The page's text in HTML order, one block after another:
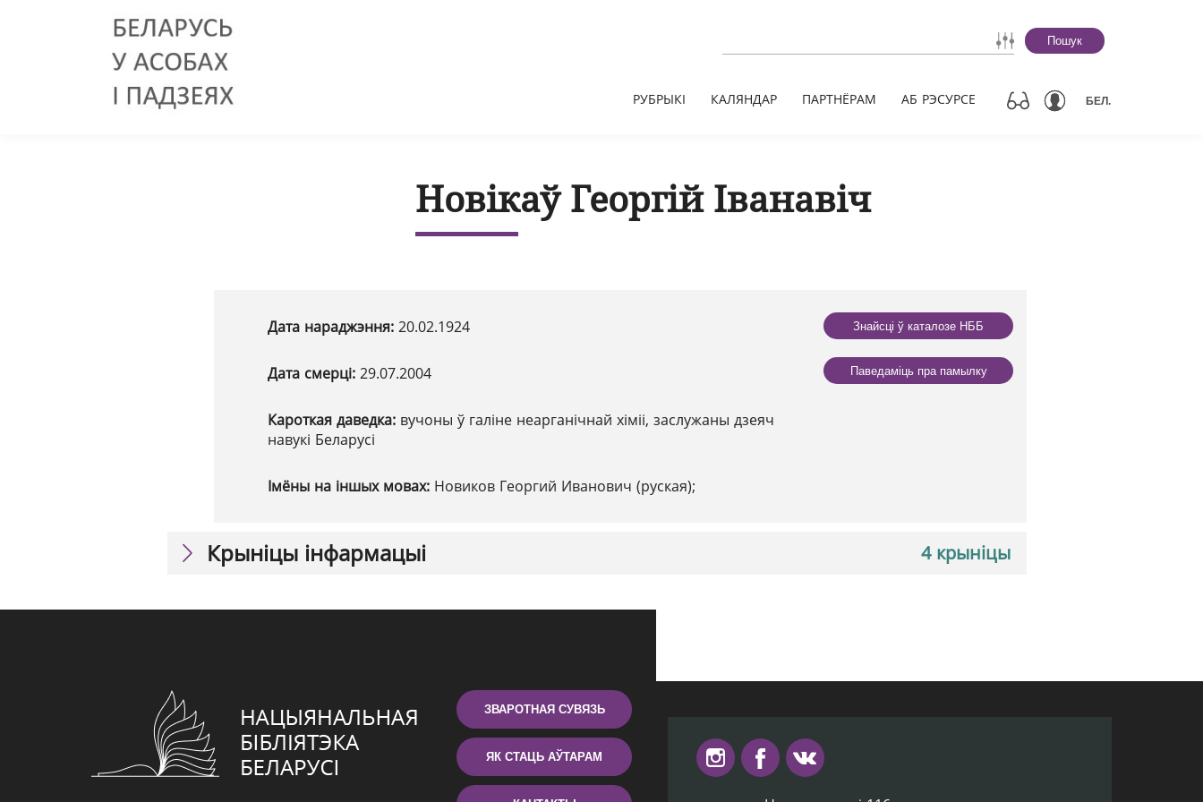
Пошук
РУБРЫКІ КАЛЯНДАР ПАРТНЁРАМ АБ РЭСУРСЕ БЕЛ.
Новікаў Георгій Іванавіч
Дата нараджэння: 20.02.1924
Дата смерці: 29.07.2004
Кароткая даведка: вучоны ў галіне неарганічнай хіміі, заслужаны дзеяч
навукі Беларусі
Імёны на іншых мовах: Новиков Георгий Иванович (руская);
Знайсці ў каталозе НББ
Паведаміць пра памылку
4 крыніцы
Крыніцы інфармацыі
ЗВАРОТНАЯ СУВЯЗЬ
ЯК СТАЦЬ АЎТАРАМ